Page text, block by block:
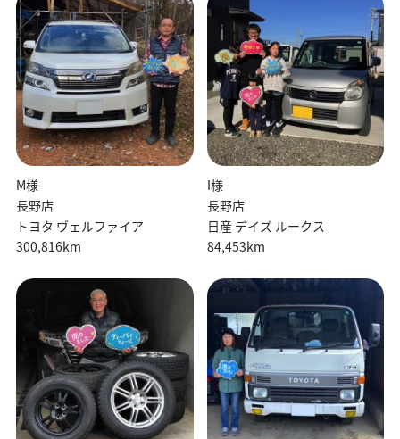
M様
長野店
トヨタ ヴェルファイア
300,816km
I様
長野店
日産 デイズ ルークス
84,453km